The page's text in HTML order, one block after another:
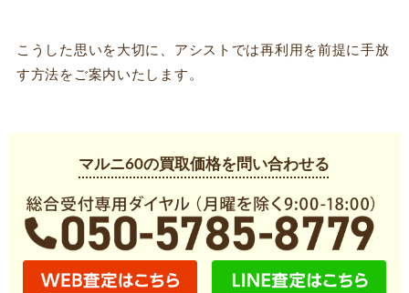
こうした思いを大切に、アシストでは再利用を前提に手放
す方法をご案内いたします。
マルニ60の買取価格を問い合わせる